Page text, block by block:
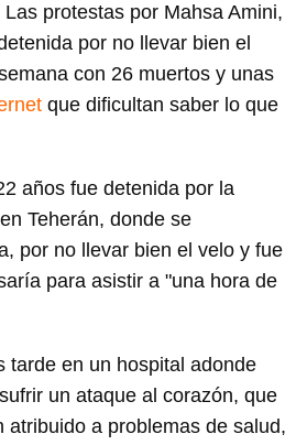
Las protestas por Mahsa Amini,
por no llevar bien el
con 26 muertos y unas
que dificultan saber lo que
años fue detenida por la
Teherán, donde se
por no llevar bien el velo y fue
para asistir a "una hora de
tarde en un hospital adonde
un ataque al corazón, que
atribuido a problemas de salud,